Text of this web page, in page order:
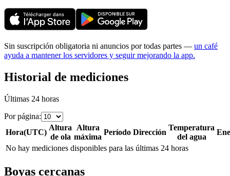
Sin suscripción obligatoria ni anuncios por todas partes — un café
ayuda a mantener los servidores y seguir mejorando la app.
Historial de mediciones
Últimas 24 horas
Por página:
Hora(UTC)
Altura
de ola
Altura
máxima
Período Dirección
Temperatura
del agua
No hay mediciones disponibles para las últimas 24 horas
Boyas cercanas